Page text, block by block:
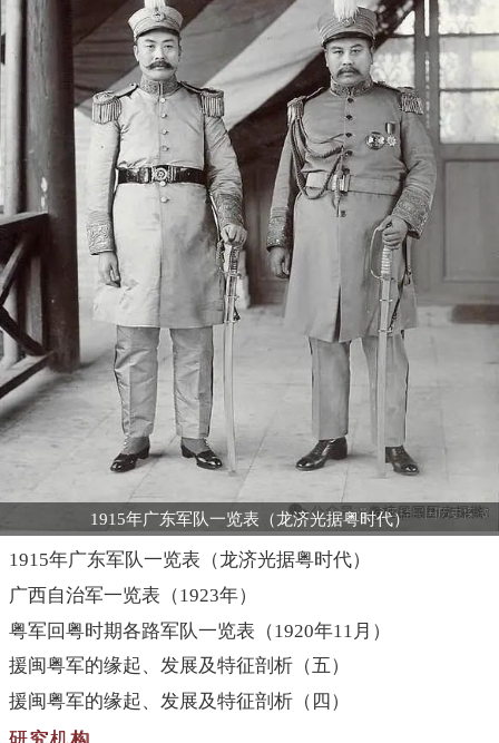
1915年广东军队一览表（龙济光据粤时代）
1915年广东军队一览表（龙济光据粤时代）
广西自治军一览表（1923年）
粤军回粤时期各路军队一览表（1920年11月）
援闽粤军的缘起、发展及特征剖析（五）
援闽粤军的缘起、发展及特征剖析（四）